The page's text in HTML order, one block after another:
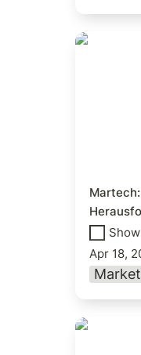
Apr 18,
7